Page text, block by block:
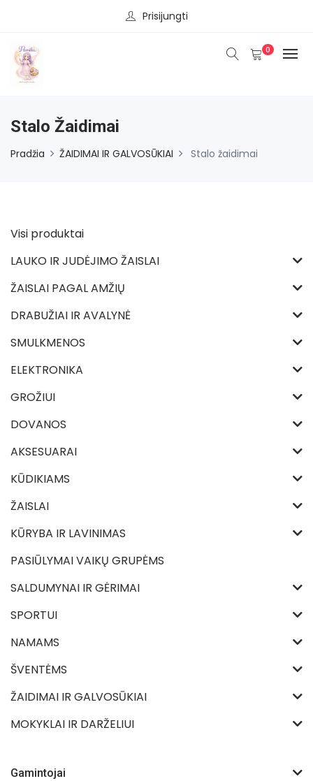
Prisijungti
0
Stalo Žaidimai
Pradžia ŽAIDIMAI IR GALVOSŪKIAI Stalo žaidimai
Visi produktai
LAUKO IR JUDĖJIMO ŽAISLAI
ŽAISLAI PAGAL AMŽIŲ
DRABUŽIAI IR AVALYNĖ
SMULKMENOS
ELEKTRONIKA
GROŽIUI
DOVANOS
AKSESUARAI
KŪDIKIAMS
ŽAISLAI
KŪRYBA IR LAVINIMAS
PASIŪLYMAI VAIKŲ GRUPĖMS
SALDUMYNAI IR GĖRIMAI
SPORTUI
NAMAMS
ŠVENTĖMS
ŽAIDIMAI IR GALVOSŪKIAI
MOKYKLAI IR DARŽELIUI
Gamintojai